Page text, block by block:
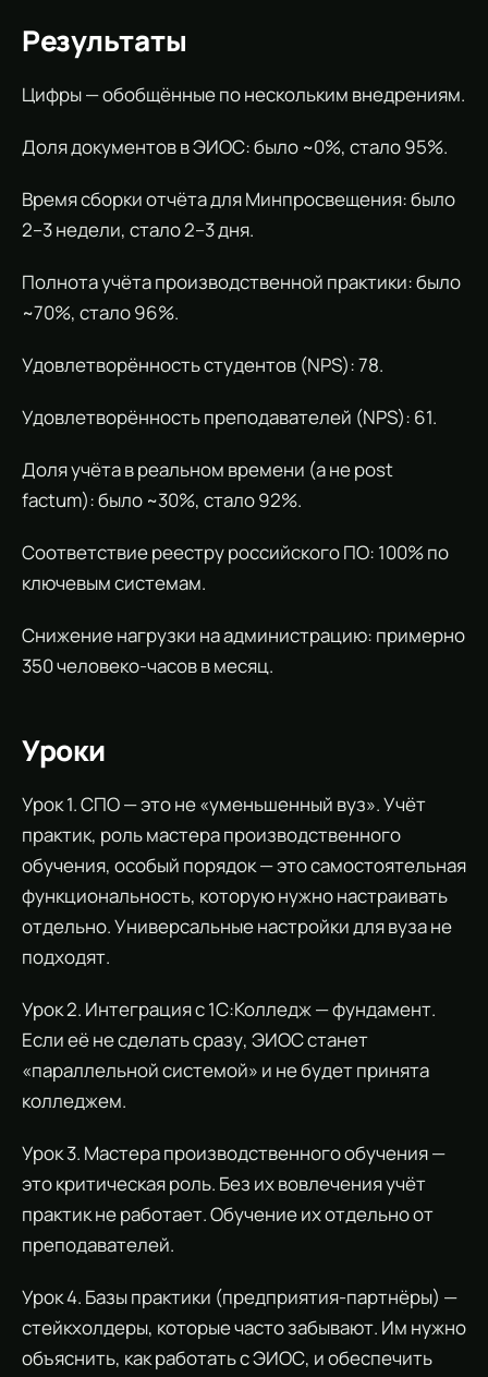
Результаты
Цифры — обобщённые по нескольким внедрениям.
Доля документов в ЭИОС: было ~0%, стало 95%.
Время сборки отчёта для Минпросвещения: было
2–3 недели, стало 2–3 дня.
Полнота учёта производственной практики: было
~70%, стало 96%.
Удовлетворённость студентов (NPS): 78.
Удовлетворённость преподавателей (NPS): 61.
Доля учёта в реальном времени (а не post
factum): было ~30%, стало 92%.
Соответствие реестру российского ПО: 100% по
ключевым системам.
Снижение нагрузки на администрацию: примерно
350 человеко-часов в месяц.
Уроки
Урок 1. СПО — это не «уменьшенный вуз». Учёт
практик, роль мастера производственного
обучения, особый порядок — это самостоятельная
функциональность, которую нужно настраивать
отдельно. Универсальные настройки для вуза не
подходят.
Урок 2. Интеграция с 1С:Колледж — фундамент.
Если её не сделать сразу, ЭИОС станет
«параллельной системой» и не будет принята
колледжем.
Урок 3. Мастера производственного обучения —
это критическая роль. Без их вовлечения учёт
практик не работает. Обучение их отдельно от
преподавателей.
Урок 4. Базы практики (предприятия-партнёры) —
стейкхолдеры, которые часто забывают. Им нужно
объяснить, как работать с ЭИОС, и обеспечить